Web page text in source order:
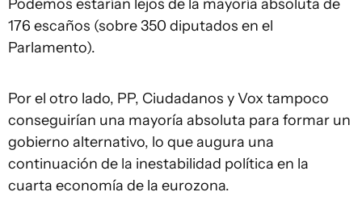
Podemos estarían lejos de la mayoría absoluta de
176 escaños (sobre 350 diputados en el
Parlamento).
Por el otro lado, PP, Ciudadanos y Vox tampoco
conseguirían una mayoría absoluta para formar un
gobierno alternativo, lo que augura una
continuación de la inestabilidad política en la
cuarta economía de la eurozona.